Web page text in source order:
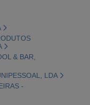
& BAR,
LDA
-